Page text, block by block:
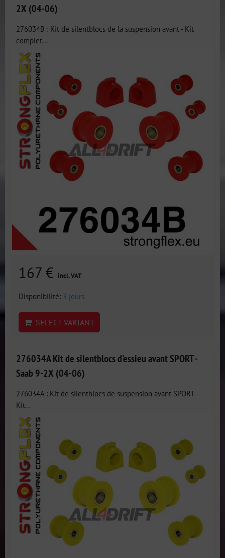
2X (04-06)
276034B : Kit de silentblocs de la suspension avant - Kit
complet...
167 € incl. VAT
Disponibilité: 3 jours
SELECT VARIANT
276034A Kit de silentblocs d'essieu avant SPORT -
Saab 9-2X (04-06)
276034A : Kit de silentblocs de suspension avant SPORT -
Kit...